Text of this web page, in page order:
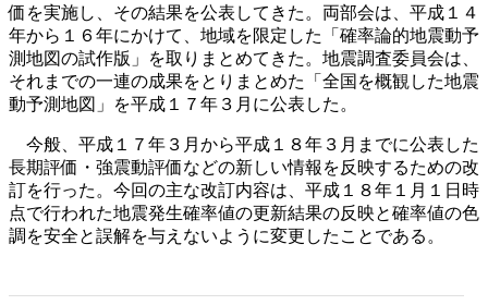
価を実施し、その結果を公表してきた。両部会は、平成１４
年から１６年にかけて、地域を限定した「確率論的地震動予
測地図の試作版」を取りまとめてきた。地震調査委員会は、
それまでの一連の成果をとりまとめた「全国を概観した地震
動予測地図」を平成１７年３月に公表した。
今般、平成１７年３月から平成１８年３月までに公表した
長期評価・強震動評価などの新しい情報を反映するための改
訂を行った。今回の主な改訂内容は、平成１８年１月１日時
点で行われた地震発生確率値の更新結果の反映と確率値の色
調を安全と誤解を与えないように変更したことである。